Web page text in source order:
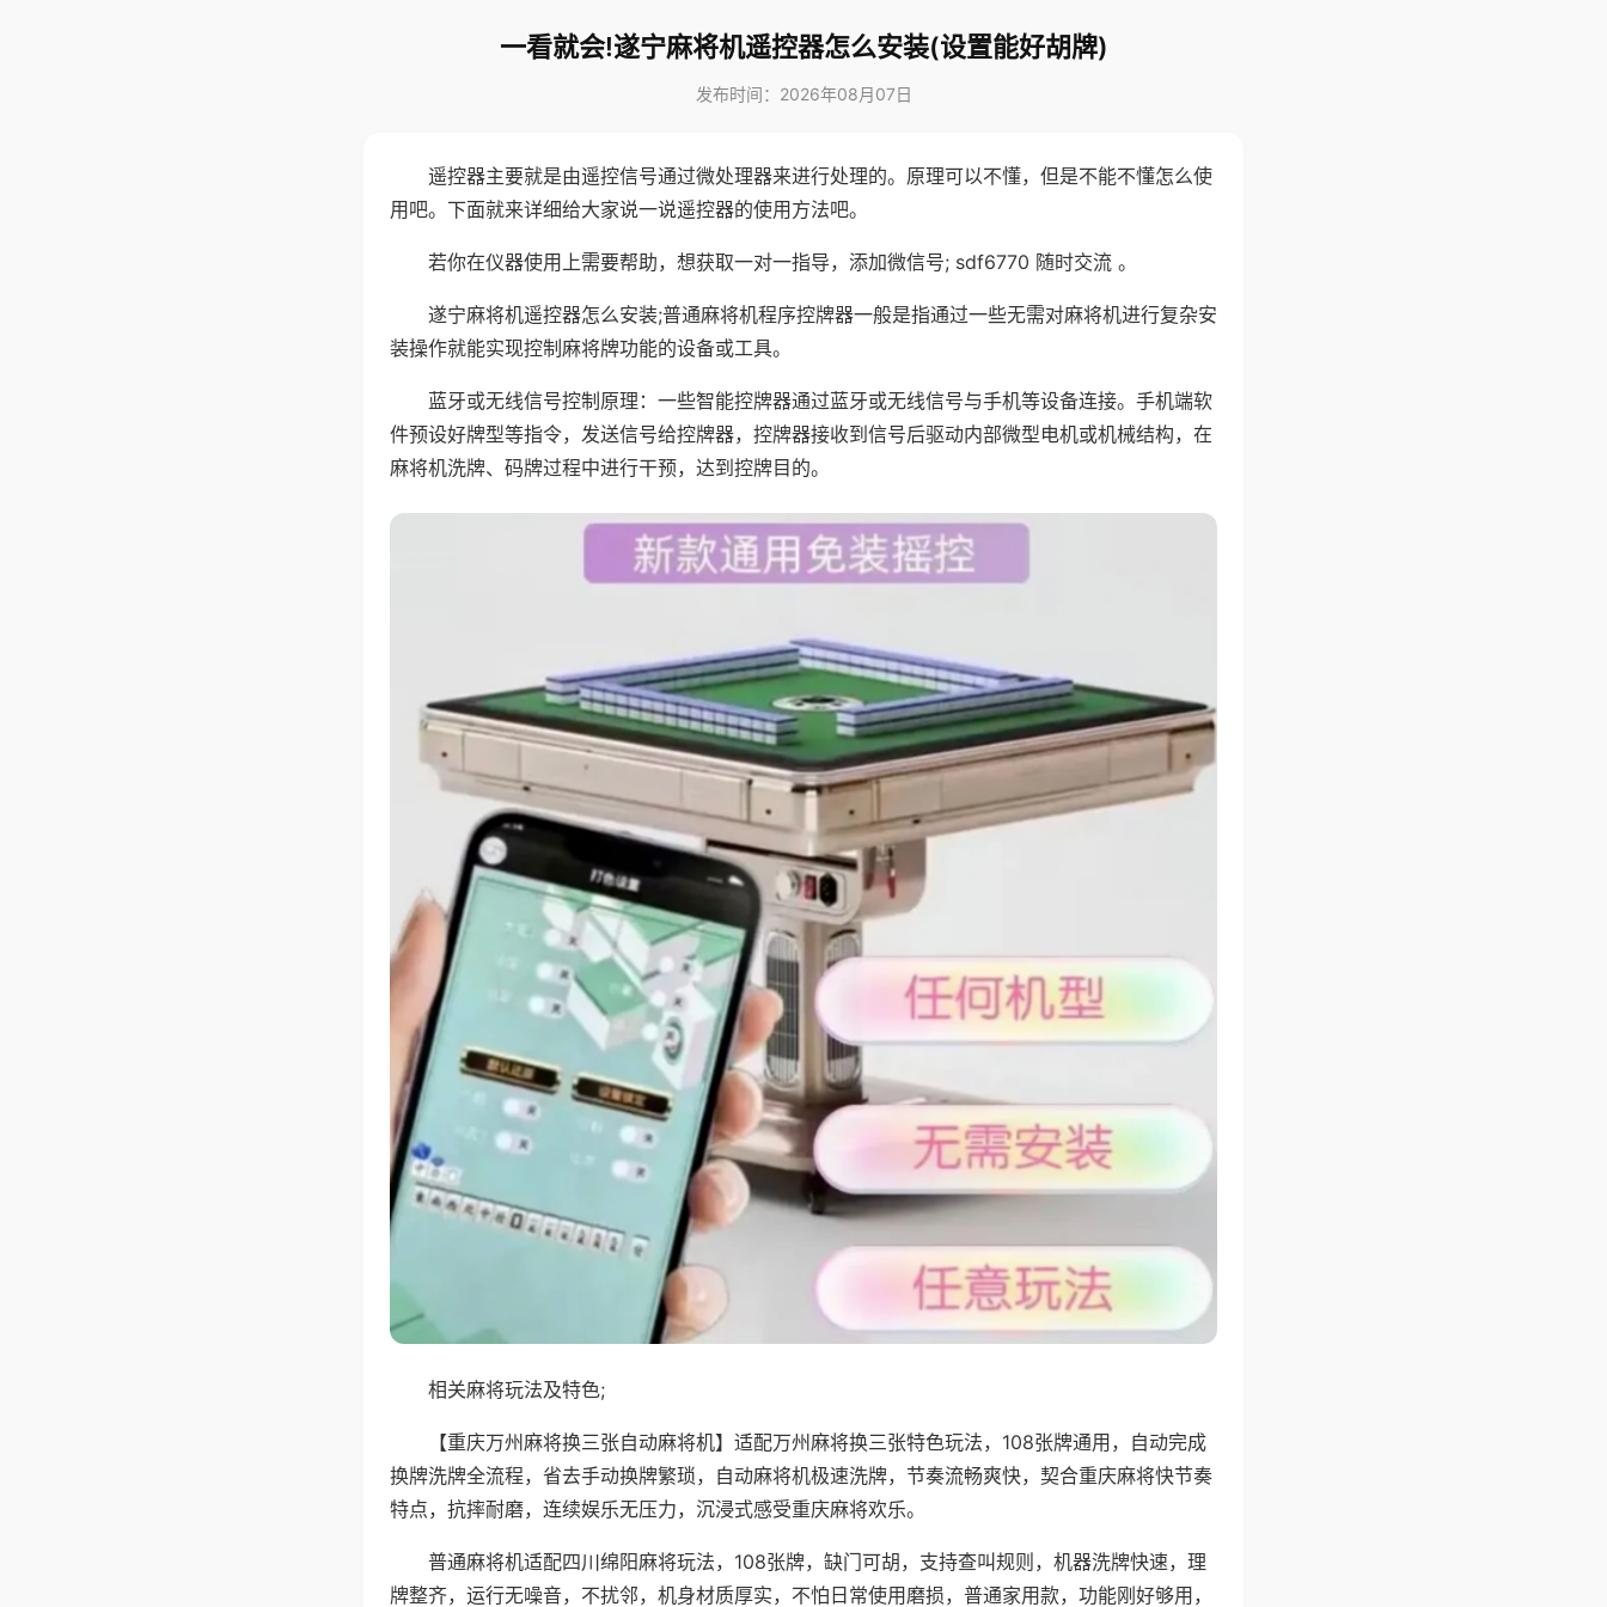
一看就会!遂宁麻将机遥控器怎么安装(设置能好胡牌)
发布时间：2026年08月07日
遥控器主要就是由遥控信号通过微处理器来进行处理的。原理可以不懂，但是不能不懂怎么使
用吧。下面就来详细给大家说一说遥控器的使用方法吧。
若你在仪器使用上需要帮助，想获取一对一指导，添加微信号; sdf6770 随时交流 。
遂宁麻将机遥控器怎么安装;普通麻将机程序控牌器一般是指通过一些无需对麻将机进行复杂安
装操作就能实现控制麻将牌功能的设备或工具。
蓝牙或无线信号控制原理：一些智能控牌器通过蓝牙或无线信号与手机等设备连接。手机端软
件预设好牌型等指令，发送信号给控牌器，控牌器接收到信号后驱动内部微型电机或机械结构，在
麻将机洗牌、码牌过程中进行干预，达到控牌目的。
相关麻将玩法及特色;
【重庆万州麻将换三张自动麻将机】适配万州麻将换三张特色玩法，108张牌通用，自动完成
换牌洗牌全流程，省去手动换牌繁琐，自动麻将机极速洗牌，节奏流畅爽快，契合重庆麻将快节奏
特点，抗摔耐磨，连续娱乐无压力，沉浸式感受重庆麻将欢乐。
普通麻将机适配四川绵阳麻将玩法，108张牌，缺门可胡，支持查叫规则，机器洗牌快速，理
牌整齐，运行无噪音，不扰邻，机身材质厚实，不怕日常使用磨损，普通家用款，功能刚好够用，